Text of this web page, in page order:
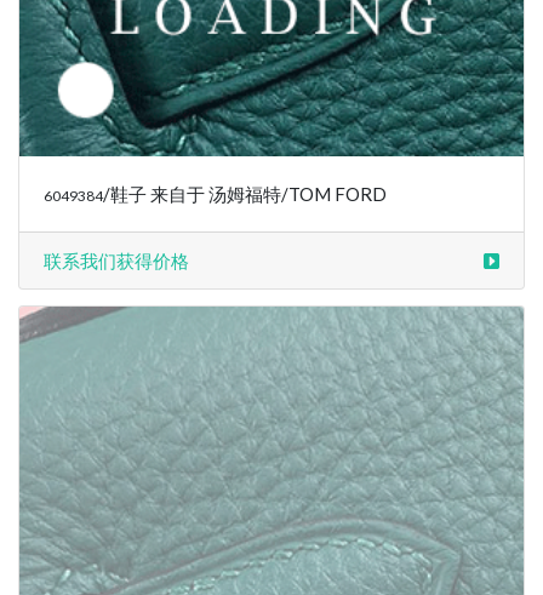
6049386 /鞋子 来自于 汤姆福特/TOM FORD
联系我们获得价格